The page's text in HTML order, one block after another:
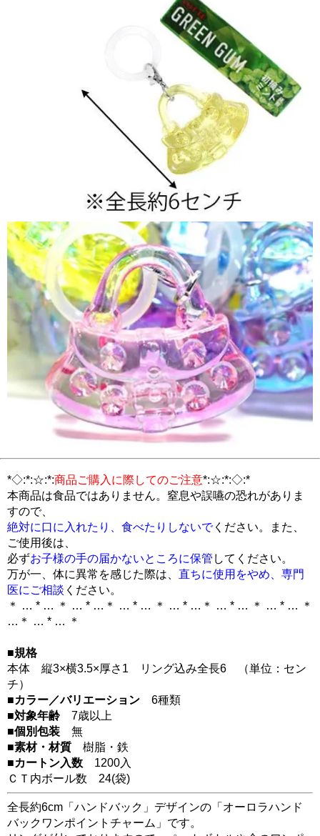
*◇:*:☆:*:商品ご購入に際してのご注意*:☆:*:◇:*
本商品は食品ではありません。窒息や誤嚥の恐れがありま
すので、
絶対に口に入れたり、食べたりしないでください。また、
ご使用後は、
必ずお子様の手の届かないところに保管 してください。
万が一、体に異常を感じた際は、 直ちに使用をやめ、専門
医にご相談 ください。
＊ … * … ＊ … * …＊ … * … ＊ … * …＊ … * … ＊ … * … ＊
…＊ … * … ＊
■規格
本体 縦3×横3.5×厚さ1 リング込み全長6 （単位：セン
チ）
■カラー／バリエーション 6種類
■対象年齢 7歳以上
■個別包装 無
■素材・材質 樹脂・鉄
■カートン入数 1200入
ＣＴ内ボール数 24(袋)
全長約6cm「ハンドバック」デザインの「オーロラハンド
バックワンポイントチャーム」です。